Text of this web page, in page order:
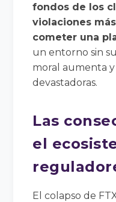
fondos de los
violaciones
cometer una
un entorno sin
moral aumenta y
devastadoras.
Las
el
El colapso de